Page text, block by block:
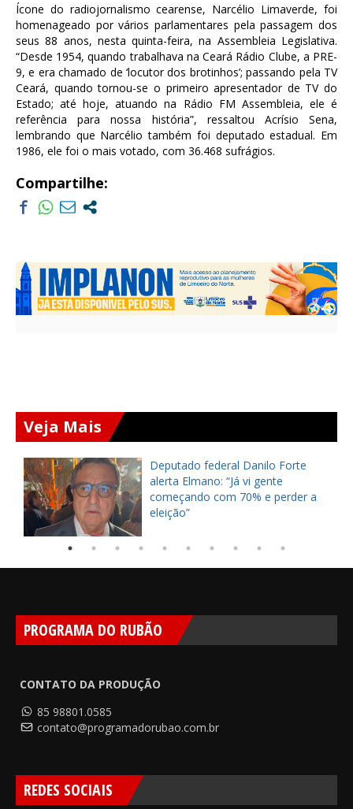
Ícone do radiojornalismo cearense, Narcélio Limaverde, foi
homenageado por vários parlamentares pela passagem dos
seus 88 anos, nesta quinta-feira, na Assembleia Legislativa.
“Desde 1954, quando trabalhava na Ceará Rádio Clube, a PRE-
9, e era chamado de ‘locutor dos brotinhos’; passando pela TV
Ceará, quando tornou-se o primeiro apresentador de TV do
Estado; até hoje, atuando na Rádio FM Assembleia, ele é
referência para nossa história”, ressaltou Acrísio Sena,
lembrando que Narcélio também foi deputado estadual. Em
1986, ele foi o mais votado, com 36.468 sufrágios.
Compartilhe:
Veja Mais
Deputado federal Danilo Forte
alerta Elmano: “Já vi gente
começando com 70% e perder a
eleição”
PROGRAMA DO RUBÃO
CONTATO DA PRODUÇÃO
85 98801.0585
contato@programadorubao.com.br
REDES SOCIAIS